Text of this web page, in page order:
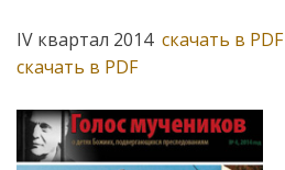
IV квартал 2014 скачать в PDF
скачать в PDF